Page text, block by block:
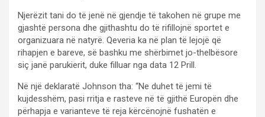
Njerëzit tani do të jenë në gjendje të takohen në grupe me
gjashtë persona dhe gjithashtu do të rifillojnë sportet e
organizuara në natyrë. Qeveria ka në plan të lejojë që
rihapjen e bareve, së bashku me shërbimet jo-thelbësore
siç janë parukierit, duke filluar nga data 12 Prill.
Në një deklaratë Johnson tha: “Ne duhet të jemi të
kujdesshëm, pasi rritja e rasteve në të gjithë Europën dhe
përhapja e varianteve të reja kërcënojnë fushatën e